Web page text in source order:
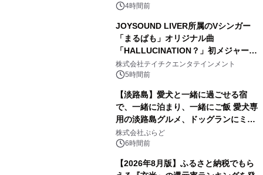
4時間前
JOYSOUND LIVER所属のVシンガー
「まるぱも」オリジナル曲
「HALLUCINATION？」初メジャー配
信リリース決定！
株式会社テイチクエンタテインメント
5時間前
【淡路島】愛犬と一緒に過ごせる宿
で、一緒に泊まり、一緒にご飯 愛犬専
用の淡路島グルメ、ドッグランにミニ
プール グランピングとトレーラーハウ
スの2施設で
株式会社ぷらど
6時間前
【2026年8月版】ふるさと納税でもら